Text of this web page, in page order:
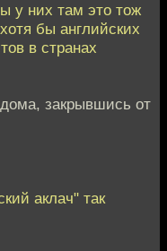
у них там это тож
бы английских
в странах
закрывшись от
аклач" так